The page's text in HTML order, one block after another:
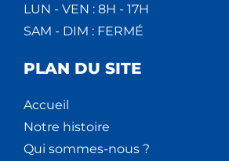
LUN - VEN : 8H - 17H
SAM - DIM : FERMÉ
PLAN DU SITE
Accueil
Notre histoire
Qui sommes-nous ?